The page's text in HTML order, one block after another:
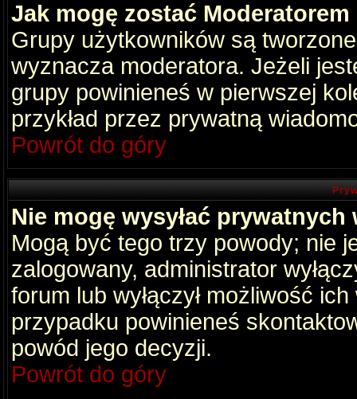
Jak mogę zostać
Grupy użytkowników są
wyznacza moderatora. Jeżeli
grupy powinieneś w pierwszej
przykład przez prywatną
Powrót do góry
Nie mogę wysyłać
Mogą być tego trzy powody; nie
zalogowany, administrator
forum lub wyłączył możliwość
przypadku powinieneś
powód jego decyzji.
Powrót do góry